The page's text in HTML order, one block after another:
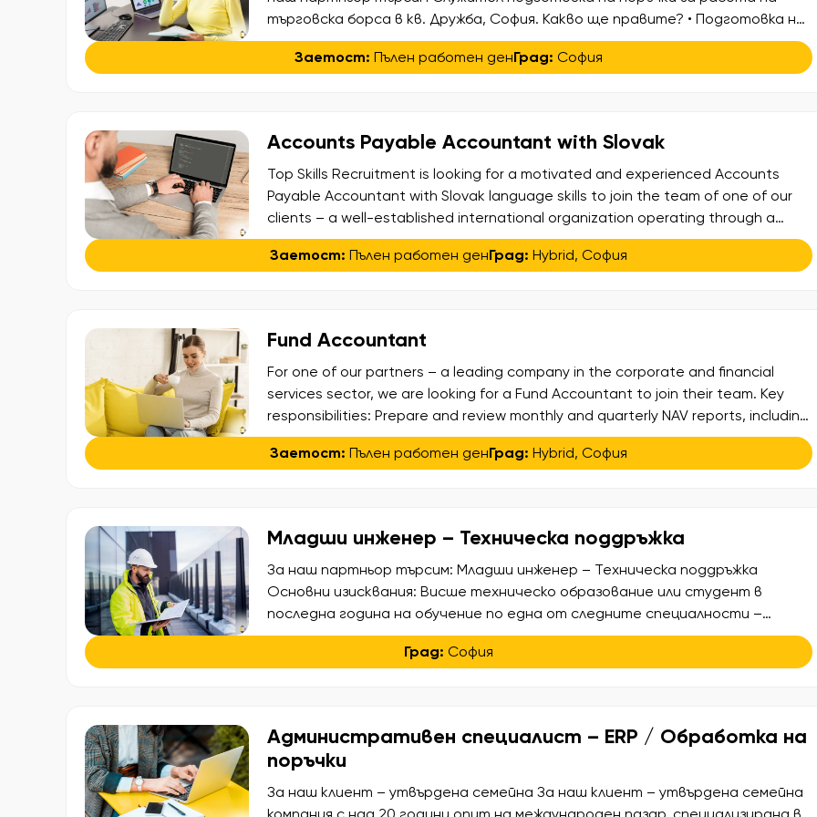
търговска борса в кв. Дружба, София. Какво ще правите? • Подготовка на
клиентски поръчки; • Подреждане и сортиране на плодове и зеленчуци; •
Работа в складова база и хладилни помещения; • Поддържане на ред и
Заетост: Пълен работен денГрад: София
Accounts Payable Accountant with Slovak
Top Skills Recruitment is looking for a motivated and experienced Accounts
Payable Accountant with Slovak language skills to join the team of one of our
clients – a well-established international organization operating through a
shared services hub in Europe. This is a confidential search, offering the
opportunity to contribute to a dynamic finance function within a […]
Заетост: Пълен работен денГрад: Hybrid, София
Fund Accountant
For one of our partners – a leading company in the corporate and financial
services sector, we are looking for a Fund Accountant to join their team. Key
responsibilities: Prepare and review monthly and quarterly NAV reports, including
variance analysis Maintain fund accounting records and financial administration
Prepare and review statutory financial statements (GAAP/IFRS) Manage cash,
Заетост: Пълен работен денГрад: Hybrid, София
Младши инженер – Техническа поддръжка
За наш партньор търсим: Младши инженер – Техническа поддръжка
Основни изисквания: Висше техническо образование или студент в
последна година на обучение по една от следните специалности –
Електротехника, Електроника, Електромеханика, Машинно инженерство,
Мехатроника, Хидравлика и пневматика,Автоматизация или друга сходна
Град: София
Административен специалист – ERP / Обработка на
поръчки
За наш клиент – утвърдена семейна За наш клиент – утвърдена семейна